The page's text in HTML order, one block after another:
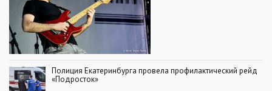
Полиция Екатеринбурга провела профилактический рейд
«Подросток»